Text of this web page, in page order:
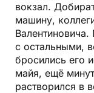
вокзал.
машину,
с остальными,
бросились его
майя, ещё
растворился в